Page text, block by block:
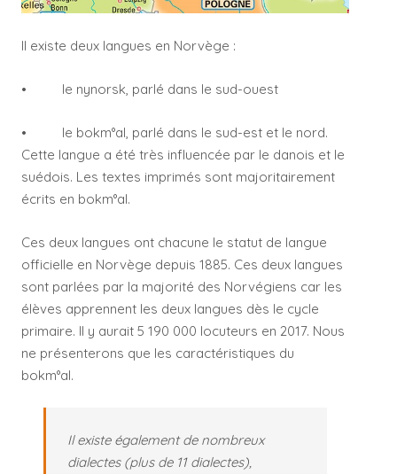
Il existe deux langues en Norvège :
• le nynorsk, parlé dans le sud-ouest
• le bokm°al, parlé dans le sud-est et le nord.
Cette langue a été très influencée par le danois et le
suédois. Les textes imprimés sont majoritairement
écrits en bokm°al.
Ces deux langues ont chacune le statut de langue
officielle en Norvège depuis 1885. Ces deux langues
sont parlées par la majorité des Norvégiens car les
élèves apprennent les deux langues dès le cycle
primaire. Il y aurait 5 190 000 locuteurs en 2017. Nous
ne présenterons que les caractéristiques du
bokm°al.
Il existe également de nombreux
dialectes (plus de 11 dialectes),